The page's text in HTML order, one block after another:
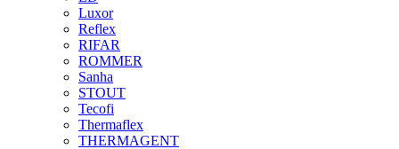
Luxor
Reflex
RIFAR
ROMMER
Sanha
STOUT
Tecofi
Thermaflex
THERMAGENT